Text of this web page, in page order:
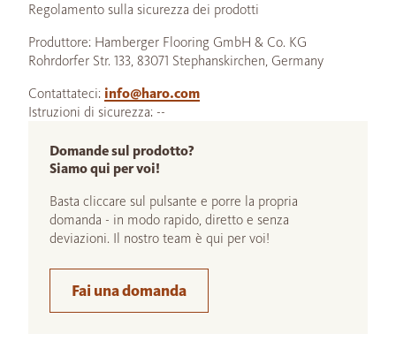
Regolamento sulla sicurezza dei prodotti
Produttore: Hamberger Flooring GmbH & Co. KG
Rohrdorfer Str. 133, 83071 Stephanskirchen, Germany
Contattateci: info@haro.com
Istruzioni di sicurezza: --
Domande sul prodotto?
Siamo qui per voi!
Basta cliccare sul pulsante e porre la propria
domanda - in modo rapido, diretto e senza
deviazioni. Il nostro team è qui per voi!
Fai una domanda